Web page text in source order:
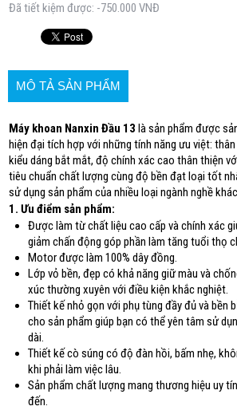
Đã tiết kiệm được: -750.000 VNĐ
MÔ TẢ SẢN PHẨM
Máy khoan Nanxin Đầu 13 là sản phẩm được
hiện đại tích hợp với những tính năng ưu việt:
kiểu dáng bắt mắt, độ chính xác cao thân thiện
tiêu chuẩn chất lượng cùng độ bền đạt loại tốt
sử dụng sản phẩm của nhiều loại ngành nghề
1. Ưu điểm sản phẩm:
Được làm từ chất liệu cao cấp và chính xác
giảm chấn động góp phần làm tăng tuổi thọ
Motor được làm 100% dây đồng.
Lớp vỏ bền, đẹp có khả năng giữ màu và
xúc thường xuyên với điều kiện khắc nghiệt.
Thiết kế nhỏ gọn với phụ tùng đầy đủ và bền
cho sản phẩm giúp bạn có thể yên tâm sử
dài.
Thiết kế cò súng có độ đàn hồi, bấm nhẹ,
khi phải làm việc lâu.
Sản phẩm chất lượng mang thương hiệu uy
đến.